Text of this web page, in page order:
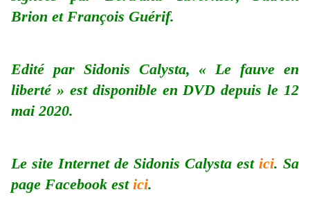
Brion et François Guérif.
Edité par Sidonis Calysta, « Le fauve en
liberté » est disponible en DVD depuis le 12
mai 2020.
Le site Internet de Sidonis Calysta est ici. Sa
page Facebook est ici.